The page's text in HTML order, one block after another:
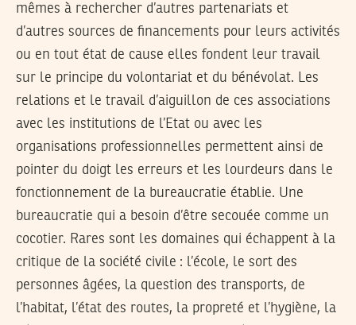
mêmes à rechercher d’autres partenariats et
d’autres sources de financements pour leurs activités
ou en tout état de cause elles fondent leur travail
sur le principe du volontariat et du bénévolat. Les
relations et le travail d’aiguillon de ces associations
avec les institutions de l’Etat ou avec les
organisations professionnelles permettent ainsi de
pointer du doigt les erreurs et les lourdeurs dans le
fonctionnement de la bureaucratie établie. Une
bureaucratie qui a besoin d’être secouée comme un
cocotier. Rares sont les domaines qui échappent à la
critique de la société civile : l’école, le sort des
personnes âgées, la question des transports, de
l’habitat, l’état des routes, la propreté et l’hygiène, la